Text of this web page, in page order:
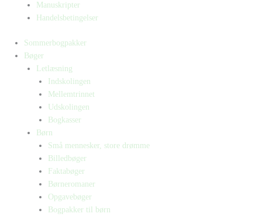
Manuskripter
Handelsbetingelser
Sommerbogpakker
Bøger
Letlæsning
Indskolingen
Mellemtrinnet
Udskolingen
Bogkasser
Børn
Små mennesker, store drømme
Billedbøger
Faktabøger
Børneromaner
Opgavebøger
Bogpakker til børn